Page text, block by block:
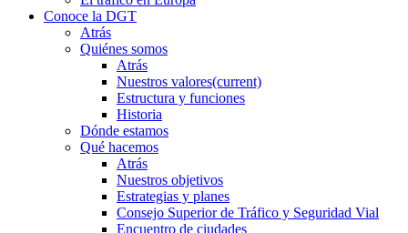
Conoce la DGT
Atrás
Quiénes somos
Atrás
Nuestros valores(current)
Estructura y funciones
Historia
Dónde estamos
Qué hacemos
Atrás
Nuestros objetivos
Estrategias y planes
Consejo Superior de Tráfico y Seguridad Vial
Encuentro de ciudades